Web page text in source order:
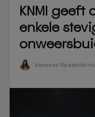
KNMI geeft
enkele
Vanessa